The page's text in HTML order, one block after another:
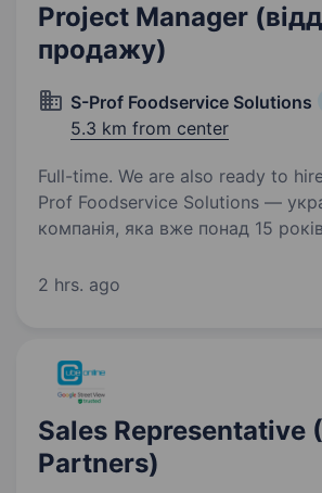
Project Manager
продажу)
S-Prof Foodservice Solutions
5.3 km from center
Full-time. We are also ready to hire
Prof Foodservice Solutions —
компанія, яка вже понад 15
Ми проєктуємо, оснащуємо
2 hrs. ago
Sales Representative
Partners)